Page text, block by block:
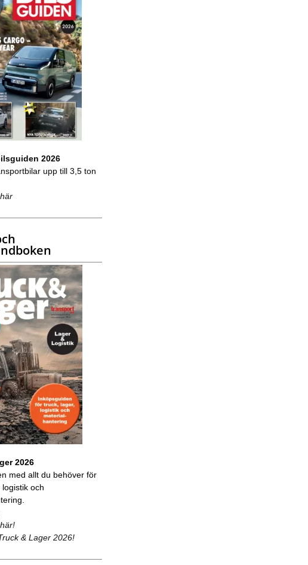
2026
upp till 3,5 ton
2026
med allt du behöver för
och
& Lager 2026!